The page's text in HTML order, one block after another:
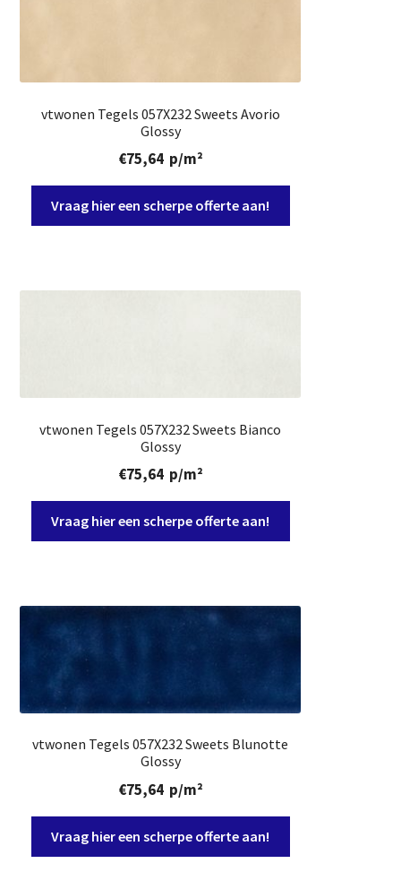
vtwonen Tegels 057X232 Sweets Avorio
Glossy
€75,64 p/m²
Vraag hier een scherpe offerte aan!
vtwonen Tegels 057X232 Sweets Bianco
Glossy
€75,64 p/m²
Vraag hier een scherpe offerte aan!
vtwonen Tegels 057X232 Sweets Blunotte
Glossy
€75,64 p/m²
Vraag hier een scherpe offerte aan!